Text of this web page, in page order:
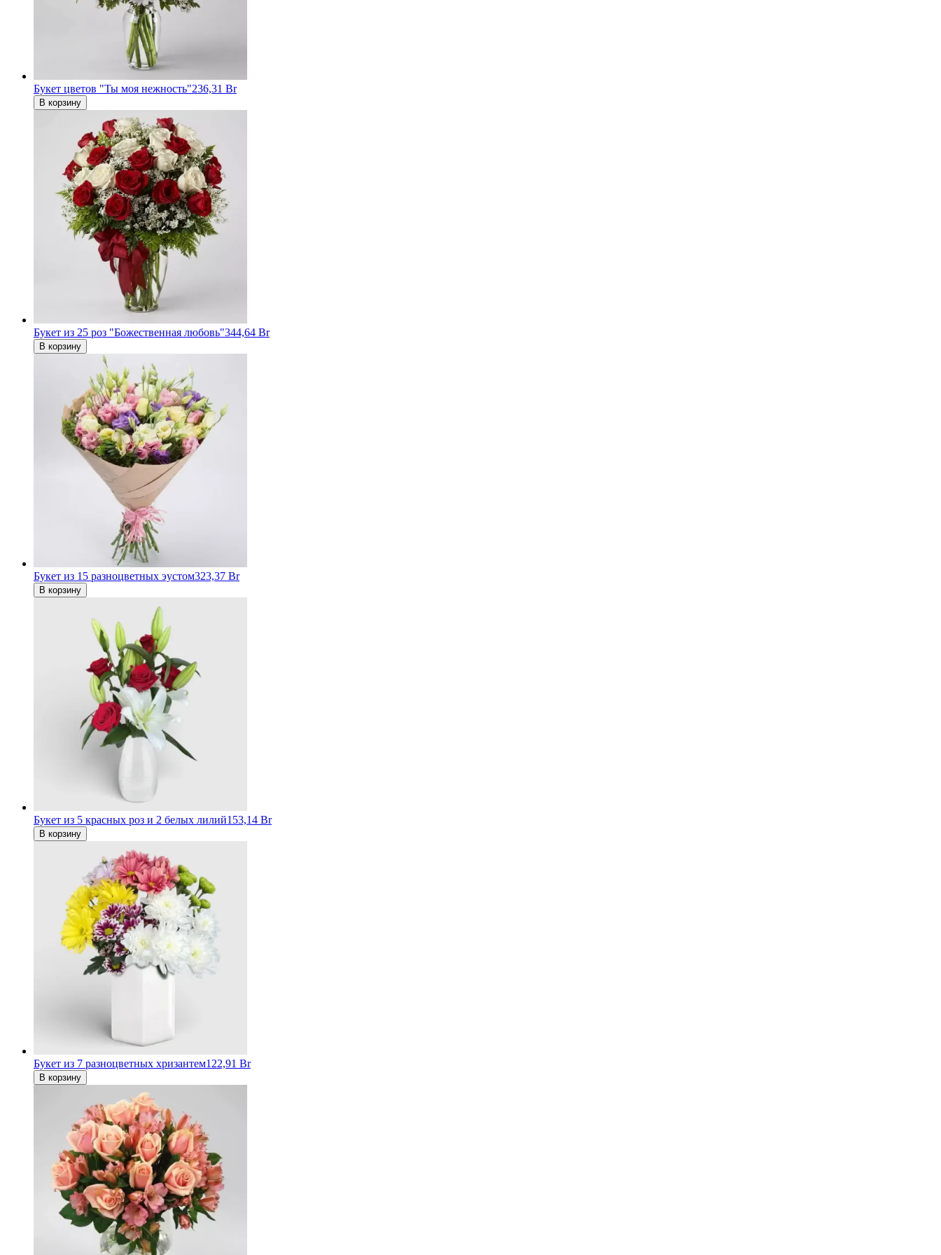
Букет цветов "Ты моя нежность"236,31 Br
В корзину
Букет из 25 роз "Божественная любовь"344,64 Br
В корзину
Букет из 15 разноцветных эустом323,37 Br
В корзину
Букет из 5 красных роз и 2 белых лилий153,14 Br
В корзину
Букет из 7 разноцветных хризантем122,91 Br
В корзину